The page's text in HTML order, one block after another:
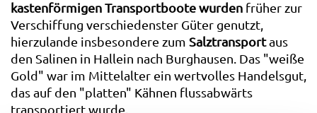
kastenförmigen Transportboote wurden früher zur
Verschiffung verschiedenster Güter genutzt,
hierzulande insbesondere zum Salztransportaus
den Salinen in Hallein nach Burghausen. Das "weiße
Gold" war im Mittelalter ein wertvolles Handelsgut,
das auf den "platten" Kähnen flussabwärts
transportiert wurde.